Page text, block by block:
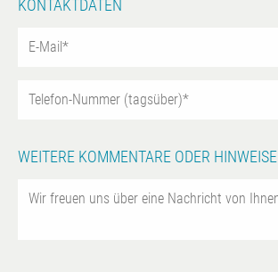
KONTAKTDATEN
WEITERE KOMMENTARE ODER HINWEISE